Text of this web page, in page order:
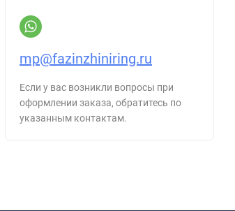
mp@fazinzhiniring.ru
Если у вас возникли вопросы при
оформлении заказа, обратитесь по
указанным контактам.